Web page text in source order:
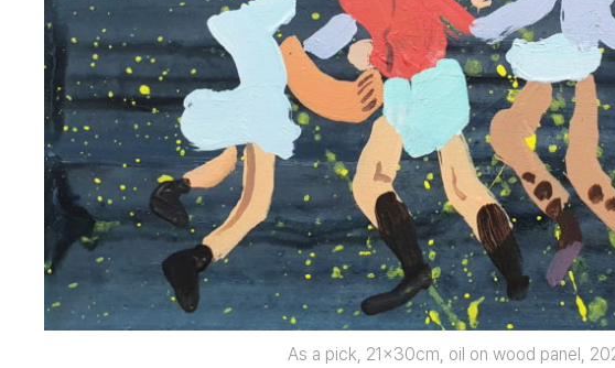
As a pick, 21x30cm, oil on wood panel,